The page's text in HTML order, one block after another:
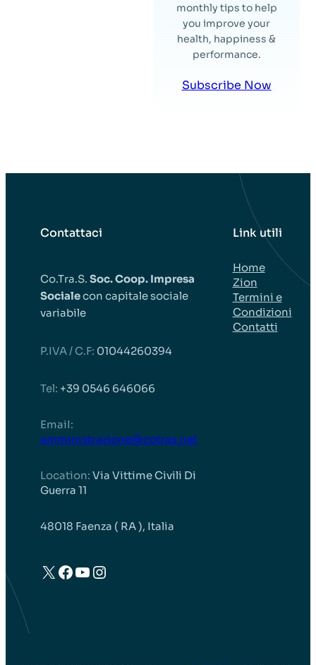
monthly tips to help
you improve your
health, happiness &
performance.
Subscribe Now
Contattaci
Co.Tra.S.Soc. Coop. Impresa
Socialecon capitale sociale
variabile
P.IVA / C.F: 01044260394
Tel: +39 0546 646066
EmaiI:
amministrazione@cotras.net
Location: Via Vittime Civili Di
Guerra 11
48018 Faenza ( RA ), Italia
X Facebook
YouTube
Instagram
Link utili
Home
Zion
Termini e
Condizioni
Contatti